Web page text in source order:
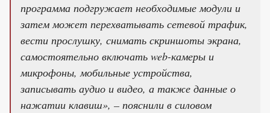
программа подгружает необходимые модули и
затем может перехватывать сетевой трафик,
вести прослушку, снимать скриншоты экрана,
самостоятельно включать web-камеры и
микрофоны, мобильные устройства,
записывать аудио и видео, а также данные о
нажатии клавиш», – пояснили в силовом